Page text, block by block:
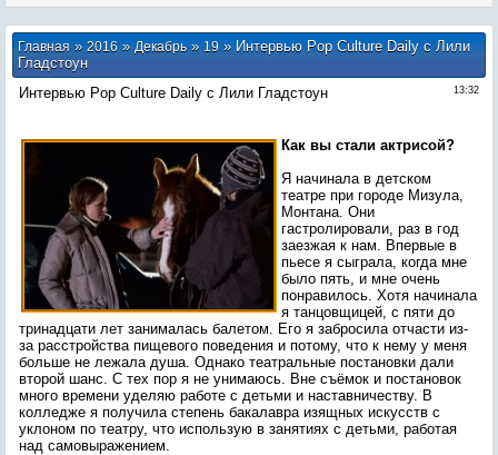
Главная»2016 » Декабрь » 19» Интервью Pop Culture Daily с Лили
Гладстоун
13:32
Интервью Pop Culture Daily с Лили Гладстоун
Как вы стали актрисой?
Я начинала в детском
театре при городе Мизула,
Монтана. Они
гастролировали, раз в год
заезжая к нам. Впервые в
пьесе я сыграла, когда мне
было пять, и мне очень
понравилось. Хотя начинала
я танцовщицей, с пяти до
тринадцати лет занималась балетом. Его я забросила отчасти из-
за расстройства пищевого поведения и потому, что к нему у меня
больше не лежала душа. Однако театральные постановки дали
второй шанс. С тех пор я не унимаюсь. Вне съёмок и постановок
много времени уделяю работе с детьми и наставничеству. В
колледже я получила степень бакалавра изящных искусств с
уклоном по театру, что использую в занятиях с детьми, работая
над самовыражением.